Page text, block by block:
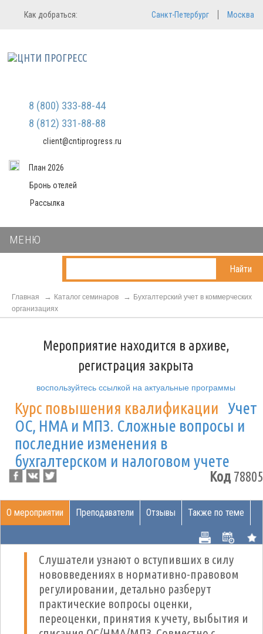
Регистрация
Мы не передаем ваши данные
третьим лицам и не рассылаем
Вход в систему
Как добраться: Санкт-Петербург Москва
8 (800) 333-88-44
8 (812) 331-88-88
client@cntiprogress.ru
План 2026
Бронь отелей
Рассылка
МЕНЮ
Найти
Главная Каталог семинаров
Бухгалтерский учет в коммерческих
организациях
Мероприятие находится в архиве,
регистрация закрыта
воспользуйтесь ссылкой на актуальные программы
Курс повышения квалификации Учет
ОС, НМА и МПЗ. Сложные вопросы и
последние изменения в
бухгалтерском и налоговом учете
Код78805
О мероприятии Преподаватели Отзывы Также по теме
Слушатели узнают о вступивших в силу
нововведениях в нормативно-правовом
регулировании, детально разберут
практические вопросы оценки,
переоценки, принятия к учету, выбытия и